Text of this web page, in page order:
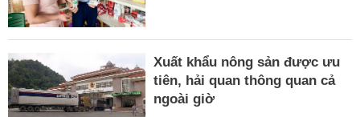
Xuất khẩu nông sản được ưu
tiên, hải quan thông quan cả
ngoài giờ